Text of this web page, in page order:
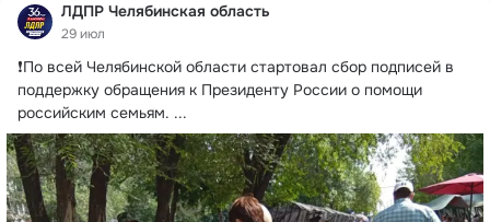
ЛДПР Челябинская область
29 июл
❗По всей Челябинской области стартовал сбор подписей в
поддержку обращения к Президенту России о помощи
российским семьям. ...